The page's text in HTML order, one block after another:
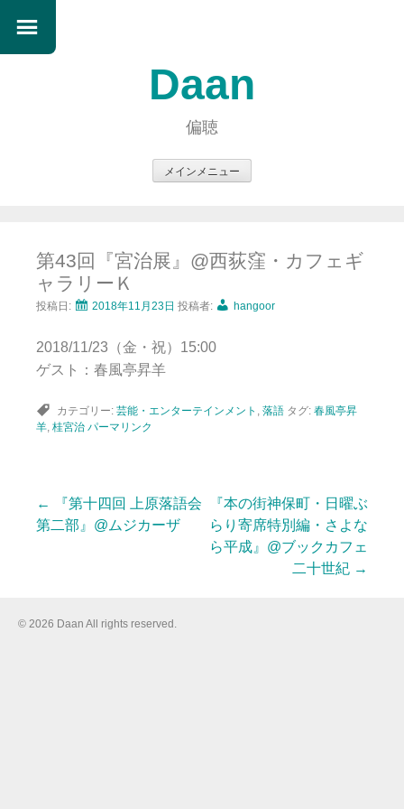
Daan
偏聴
メインメニュー
ン
ツ
へ
キ
ッ
第43回『宮治展』@西荻窪・カフェギ
ャラリーＫ
投稿日: 2018年11月23日 投稿者: hangoor
2018/11/23（金・祝）15:00
ゲスト：春風亭昇羊
カテゴリー: 芸能・エンターテインメント , 落語 タグ: 春風亭昇
羊, 桂宮治 パーマリンク
投
←
『第十四回 上原落語会
第二部』@ムジカーザ
『本の街神保町・日曜ぶ
らり寄席特別編・さよな
ら平成』@ブックカフェ
二十世紀 →
© 2026 Daan All rights reserved.